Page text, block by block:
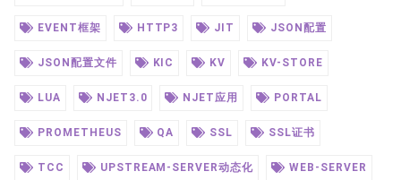
EVENT框架 HTTP3 JIT JSON配置
JSON配置文件 KIC KV KV-STORE
LUA NJET3.0 NJET应用 PORTAL
PROMETHEUS QA SSL SSL证书
TCC UPSTREAM-SERVER动态化 WEB-SERVER